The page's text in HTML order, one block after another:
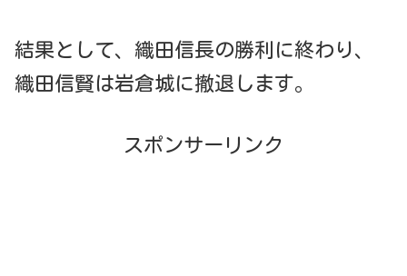
結果として、織田信長の勝利に終わり、
織田信賢は岩倉城に撤退します。
スポンサーリンク